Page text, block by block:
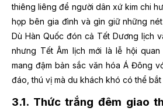
thiêng liêng để người dân xứ kim chi
họp bên gia đình và gìn giữ những
Dù Hàn Quốc đón cả Tết Dương lịch
nhưng Tết Âm lịch mới là lễ hội quan
mang đậm bản sắc văn hóa Á Đông
đáo, thú vị mà du khách khó có thể
3.1. Thức trắng đêm giao